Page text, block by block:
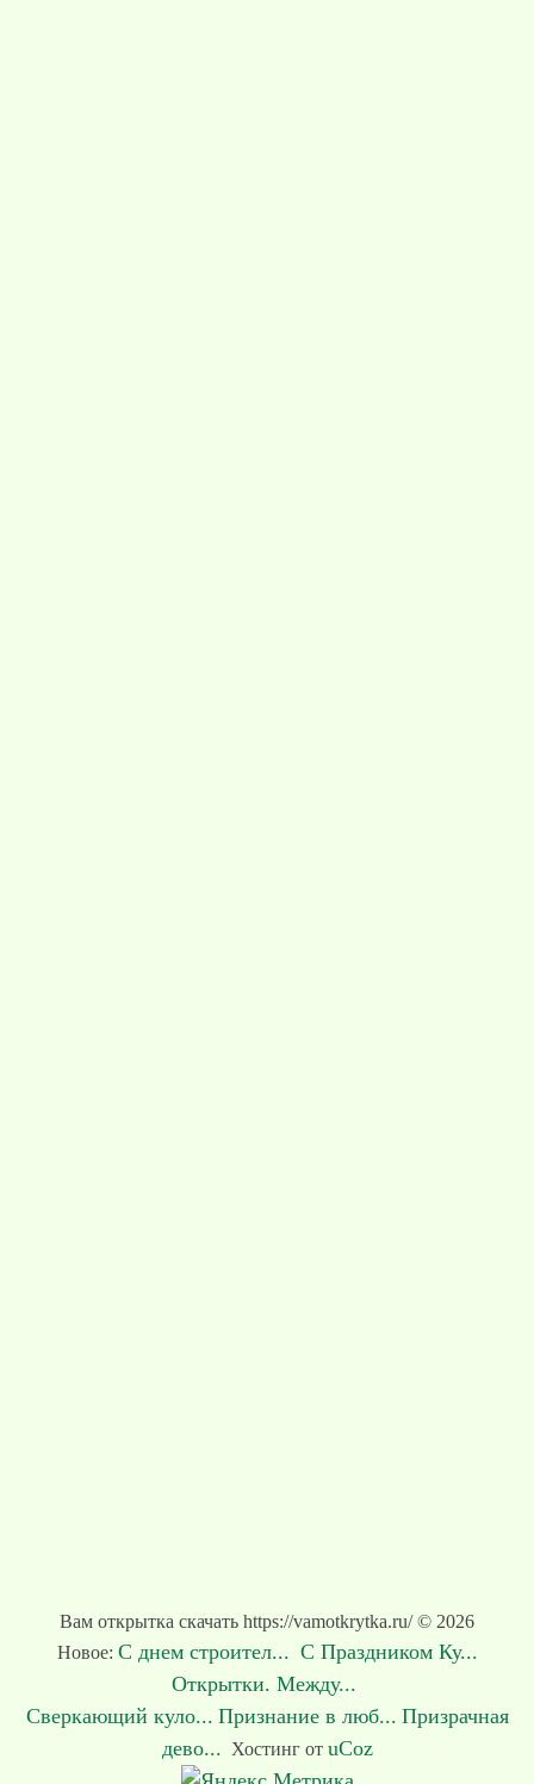
Вам открытка скачать https://vamotkrytka.ru/ © 2026
Новое: С днем строител... С Праздником Ку...
Открытки. Между...
Сверкающий куло... Признание в люб... Призрачная
дево... Хостинг от uCoz